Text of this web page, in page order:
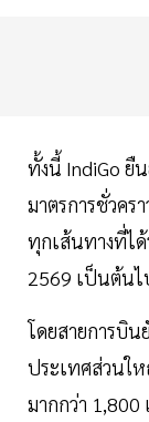
ทั้งนี้ IndiGo ยื
มาตรการชั่วคร
ทุกเส้นทางที่ไ
2569 เป็นต้นไ
โดยสายการบิน
ประเทศส่วนใ
มากกว่า